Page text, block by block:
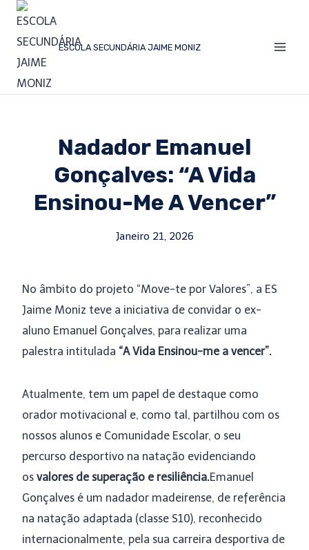
ESCOLA SECUNDÁRIA JAIME MONIZ
Nadador Emanuel
Gonçalves: “A Vida
Ensinou-Me A Vencer”
Janeiro 21, 2026
No âmbito do projeto “Move-te por Valores”, a ES
Jaime Moniz teve a iniciativa de convidar o ex-
aluno Emanuel Gonçalves, para realizar uma
palestra intitulada “A Vida Ensinou-me a vencer”.
Atualmente, tem um papel de destaque como
orador motivacional e, como tal, partilhou com os
nossos alunos e Comunidade Escolar, o seu
percurso desportivo na natação evidenciando
os valores de superação e resiliência.Emanuel
Gonçalves é um nadador madeirense, de referência
na natação adaptada (classe S10), reconhecido
internacionalmente, pela sua carreira desportiva de